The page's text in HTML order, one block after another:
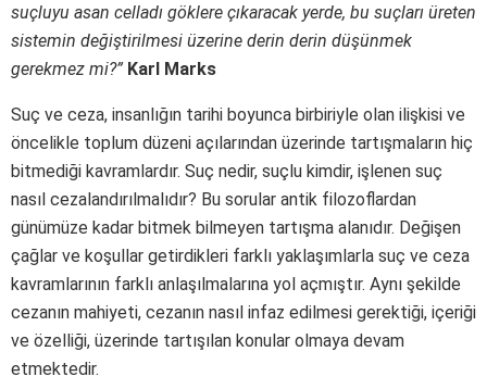
suçluyu asan celladı göklere çıkaracak yerde, bu suçları üreten
sistemin değiştirilmesi üzerine derin derin düşünmek
gerekmez mi?” Karl Marks
Suç ve ceza, insanlığın tarihi boyunca birbiriyle olan ilişkisi ve
öncelikle toplum düzeni açılarından üzerinde tartışmaların hiç
bitmediği kavramlardır. Suç nedir, suçlu kimdir, işlenen suç
nasıl cezalandırılmalıdır? Bu sorular antik filozoflardan
günümüze kadar bitmek bilmeyen tartışma alanıdır. Değişen
çağlar ve koşullar getirdikleri farklı yaklaşımlarla suç ve ceza
kavramlarının farklı anlaşılmalarına yol açmıştır. Aynı şekilde
cezanın mahiyeti, cezanın nasıl infaz edilmesi gerektiği, içeriği
ve özelliği, üzerinde tartışılan konular olmaya devam
etmektedir.